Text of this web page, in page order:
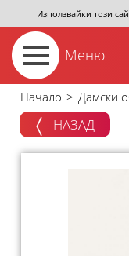
Използвайки този
Меню
Начало > Дамски
НАЗАД